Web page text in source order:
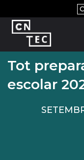
Tot
escolar